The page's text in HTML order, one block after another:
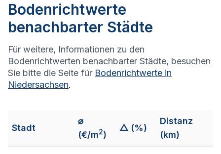
Bodenrichtwerte
benachbarter Städte
Für weitere, Informationen zu den
Bodenrichtwerten benachbarter Städte, besuchen
Sie bitte die Seite für Bodenrichtwerte in
Niedersachsen.
Stadt
⌀
(€/m2)
△ (%)
Distanz
(km)